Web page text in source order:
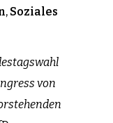
, Soziales
von